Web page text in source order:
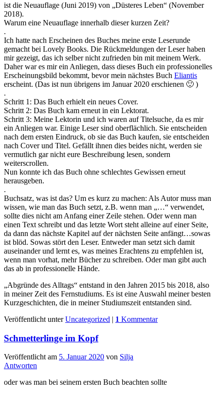
ist die Neuauflage (Juni 2019) von „Düsteres Leben“ (November
2018).
Warum eine Neuauflage innerhalb dieser kurzen Zeit?
.
Ich hatte nach Erscheinen des Buches meine erste Leserunde
gemacht bei Lovely Books. Die Rückmeldungen der Leser haben
mir gezeigt, das ich selber nicht zufrieden bin mit meinem Werk.
Daher war es mir ein Anliegen, dass dieses Buch ein professionelles
Erscheinungsbild bekommt, bevor mein nächstes Buch Eliantis
erscheint. (Das ist nun übrigens im Januar 2020 erschienen 🙂 )
.
Schritt 1: Das Buch erhielt ein neues Cover.
Schritt 2: Das Buch kam erneut in ein Lektorat.
Schritt 3: Meine Lektorin und ich waren auf Titelsuche, da es mir
ein Anliegen war. Einige Leser sind oberflächlich. Sie entscheiden
nach dem ersten Eindruck, ob sie das Buch kaufen, sie entscheiden
nach Cover und Titel. Gefällt ihnen dies beides nicht, werden sie
vermutlich gar nicht eure Beschreibung lesen, sondern
weiterscrollen.
Nun konnte ich das Buch ohne schlechtes Gewissen erneut
herausgeben.
.
Buchsatz, was ist das? Um es kurz zu machen: Als Autor muss man
wissen, wie man das Buch setzt, z.B. wenn man „…“ verwendet,
sollte dies nicht am Anfang einer Zeile stehen. Oder wenn man
einen Text schreibt und das letzte Wort steht alleine auf einer Seite,
da dann das nächste Kapitel auf der nächsten Seite anfängt…sowas
ist blöd. Sowas stört den Leser. Entweder man setzt sich damit
auseinander und lernt es, was meines Erachtens zu empfehlen ist,
wenn man vorhat, mehr Bücher zu schreiben. Oder man gibt auch
das ab in professionelle Hände.
„Abgründe des Alltags“ entstand in den Jahren 2015 bis 2018, also
in meiner Zeit des Fernstudiums. Es ist eine Auswahl meiner besten
Kurzgeschichten, die in meiner Studiumszeit entstanden sind.
Veröffentlicht unter Uncategorized | 1 Kommentar
Schmetterlinge im Kopf
Veröffentlicht am 5. Januar 2020 von Silja
Antworten
oder was man bei seinem ersten Buch beachten sollte